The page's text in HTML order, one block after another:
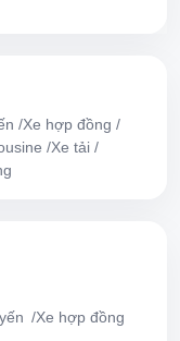
Xe hợp đồng
Xe tải
Xe hợp đồng